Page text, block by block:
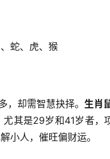
蛇、虎、猴
，却需智慧抉择。 生肖
其是29岁和41岁者
小人，催旺偏财运。